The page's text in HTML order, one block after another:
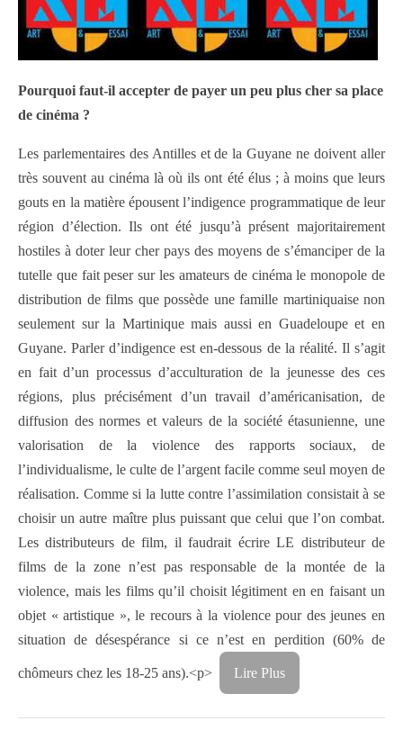
Pourquoi faut-il accepter de payer un peu plus cher sa place
de cinéma ?
Les parlementaires des Antilles et de la Guyane ne doivent aller
très souvent au cinéma là où ils ont été élus ; à moins que leurs
gouts en la matière épousent l’indigence programmatique de leur
région d’élection. Ils ont été jusqu’à présent majoritairement
hostiles à doter leur cher pays des moyens de s’émanciper de la
tutelle que fait peser sur les amateurs de cinéma le monopole de
distribution de films que possède une famille martiniquaise non
seulement sur la Martinique mais aussi en Guadeloupe et en
Guyane. Parler d’indigence est en-dessous de la réalité. Il s’agit
en fait d’un processus d’acculturation de la jeunesse des ces
régions, plus précisément d’un travail d’américanisation, de
diffusion des normes et valeurs de la société étasunienne, une
valorisation de la violence des rapports sociaux, de
l’individualisme, le culte de l’argent facile comme seul moyen de
réalisation. Comme si la lutte contre l’assimilation consistait à se
choisir un autre maître plus puissant que celui que l’on combat.
Les distributeurs de film, il faudrait écrire LE distributeur de
films de la zone n’est pas responsable de la montée de la
violence, mais les films qu’il choisit légitiment en en faisant un
objet « artistique », le recours à la violence pour des jeunes en
situation de désespérance si ce n’est en perdition (60% de
chômeurs chez les 18-25 ans).<p> Lire Plus